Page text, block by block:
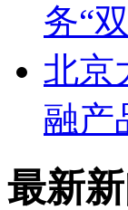
务“
北京
融产
最新